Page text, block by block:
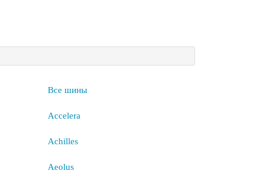
Все шины
Accelera
Achilles
Aeolus